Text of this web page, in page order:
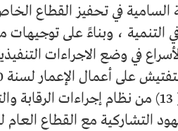
السامية في تحفيز القطاع
، وبناءً على توجيهات
في وضع الاجراءات
التشاركية مع القطاع